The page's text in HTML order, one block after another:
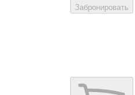
Забронировать